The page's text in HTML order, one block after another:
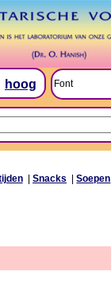
hoog Font
|Snacks |Soepen